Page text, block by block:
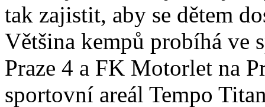
tak zajistit, aby se dětem
Většina kempů probíhá ve
Praze 4 a FK Motorlet na
sportovní areál Tempo